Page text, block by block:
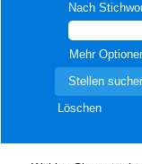
Nach
Mehr
Löschen